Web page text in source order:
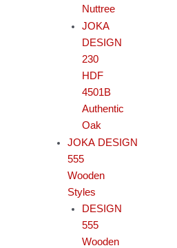
Nuttree
JOKA
DESIGN
230
HDF
4501B
Authentic
Oak
JOKA DESIGN
555
Wooden
Styles
DESIGN
555
Wooden